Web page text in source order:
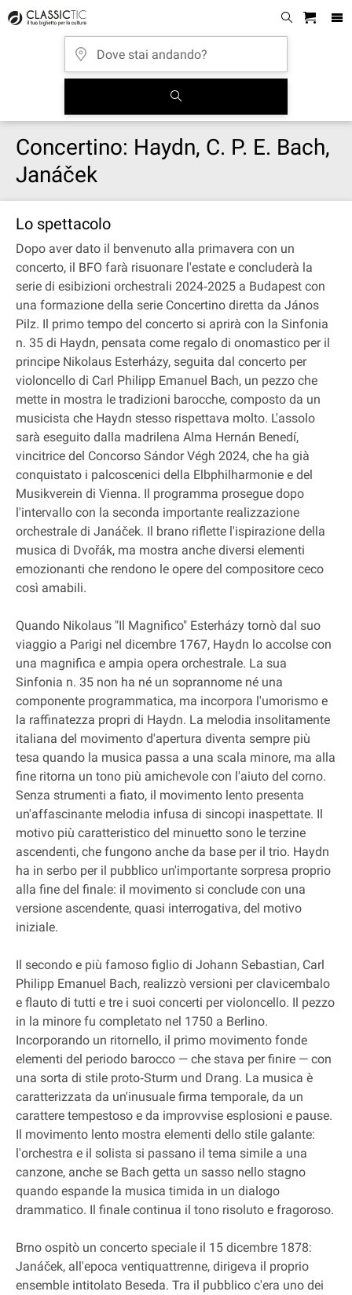
Concertino: Haydn, C. P. E. Bach,
Janáček
Lo spettacolo
Dopo aver dato il benvenuto alla primavera con un
concerto, il BFO farà risuonare l'estate e concluderà la
serie di esibizioni orchestrali 2024‐2025 a Budapest con
una formazione della serie Concertino diretta da János
Pilz. Il primo tempo del concerto si aprirà con la Sinfonia
n. 35 di Haydn, pensata come regalo di onomastico per il
principe Nikolaus Esterházy, seguita dal concerto per
violoncello di Carl Philipp Emanuel Bach, un pezzo che
mette in mostra le tradizioni barocche, composto da un
musicista che Haydn stesso rispettava molto. L'assolo
sarà eseguito dalla madrilena Alma Hernán Benedí,
vincitrice del Concorso Sándor Végh 2024, che ha già
conquistato i palcoscenici della Elbphilharmonie e del
Musikverein di Vienna. Il programma prosegue dopo
l'intervallo con la seconda importante realizzazione
orchestrale di Janáček. Il brano riflette l'ispirazione della
musica di Dvořák, ma mostra anche diversi elementi
emozionanti che rendono le opere del compositore ceco
così amabili.
Quando Nikolaus "Il Magnifico" Esterházy tornò dal suo
viaggio a Parigi nel dicembre 1767, Haydn lo accolse con
una magnifica e ampia opera orchestrale. La sua
Sinfonia n. 35 non ha né un soprannome né una
componente programmatica, ma incorpora l'umorismo e
la raffinatezza propri di Haydn. La melodia insolitamente
italiana del movimento d'apertura diventa sempre più
tesa quando la musica passa a una scala minore, ma alla
fine ritorna un tono più amichevole con l'aiuto del corno.
Senza strumenti a fiato, il movimento lento presenta
un'affascinante melodia infusa di sincopi inaspettate. Il
motivo più caratteristico del minuetto sono le terzine
ascendenti, che fungono anche da base per il trio. Haydn
ha in serbo per il pubblico un'importante sorpresa proprio
alla fine del finale: il movimento si conclude con una
versione ascendente, quasi interrogativa, del motivo
iniziale.
Il secondo e più famoso figlio di Johann Sebastian, Carl
Philipp Emanuel Bach, realizzò versioni per clavicembalo
e flauto di tutti e tre i suoi concerti per violoncello. Il pezzo
in la minore fu completato nel 1750 a Berlino.
Incorporando un ritornello, il primo movimento fonde
elementi del periodo barocco — che stava per finire — con
una sorta di stile proto‐Sturm und Drang. La musica è
caratterizzata da un'inusuale firma temporale, da un
carattere tempestoso e da improvvise esplosioni e pause.
Il movimento lento mostra elementi dello stile galante:
l'orchestra e il solista si passano il tema simile a una
canzone, anche se Bach getta un sasso nello stagno
quando espande la musica timida in un dialogo
drammatico. Il finale continua il tono risoluto e fragoroso.
Brno ospitò un concerto speciale il 15 dicembre 1878:
Janáček, all'epoca ventiquattrenne, dirigeva il proprio
ensemble intitolato Beseda. Tra il pubblico c'era uno dei